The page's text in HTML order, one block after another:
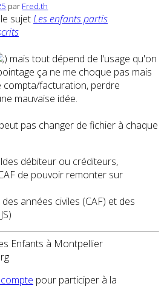
par Fred.th
sujetLes enfants partis
mais tout dépend de l'usage qu'on
ça ne me choque pas mais
compta/facturation, perdre
mauvaise idée.
pas changer de fichier à chaque
débiteur ou créditeurs,
de pouvoir remonter sur
années civiles (CAF) et des
Enfants à Montpellier
pour participer à la